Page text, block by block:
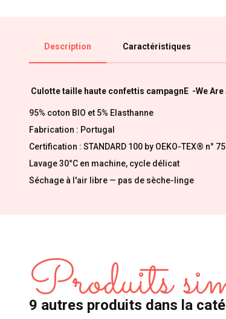
Description Caractéristiques
Culotte taille haute confettis campagnE -We Are
95% coton BIO et 5% Elasthanne
Fabrication : Portugal
Certification : STANDARD 100 by OEKO-TEX® n°
Lavage 30°C en machine, cycle délicat
Séchage à l'air libre — pas de sèche-linge
Produits
9 autres produits dans la